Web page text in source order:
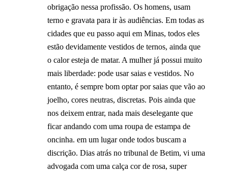
obrigação nessa profissão. Os homens, usam
terno e gravata para ir às audiências. Em todas as
cidades que eu passo aqui em Minas, todos eles
estão devidamente vestidos de ternos, ainda que
o calor esteja de matar. A mulher já possui muito
mais liberdade: pode usar saias e vestidos. No
entanto, é sempre bom optar por saias que vão ao
joelho, cores neutras, discretas. Pois ainda que
nos deixem entrar, nada mais deselegante que
ficar andando com uma roupa de estampa de
oncinha. em um lugar onde todos buscam a
discrição. Dias atrás no tribunal de Betim, vi uma
advogada com uma calça cor de rosa, super